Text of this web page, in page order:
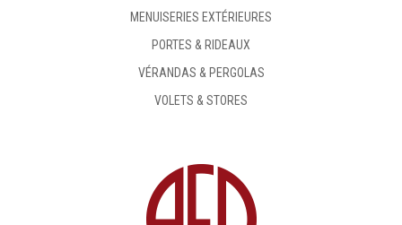
MENUISERIES EXTÉRIEURES
PORTES & RIDEAUX
VÉRANDAS & PERGOLAS
VOLETS & STORES